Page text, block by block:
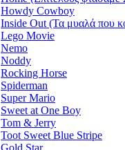
Howdy Cowboy
Inside Out (Τα μυαλά που
Lego Movie
Nemo
Noddy
Rocking Horse
Spiderman
Super Mario
Sweet at One Boy
Tom & Jerry
Toot Sweet Blue Stripe
Gold Star